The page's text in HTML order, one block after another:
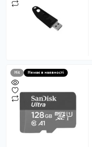
Hit Немає в наявності